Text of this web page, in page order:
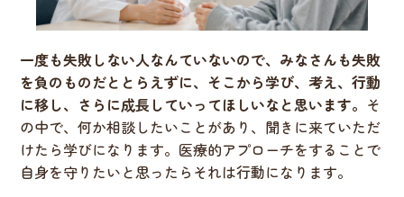
一度も失敗しない人なんていないので、みなさんも失敗
を負のものだととらえずに、そこから学び、考え、行動
に移し、さらに成長していってほしいなと思います。 そ
の中で、何か相談したいことがあり、聞きに来ていただ
けたら学びになります。医療的アプローチをすることで
自身を守りたいと思ったらそれは行動になります。